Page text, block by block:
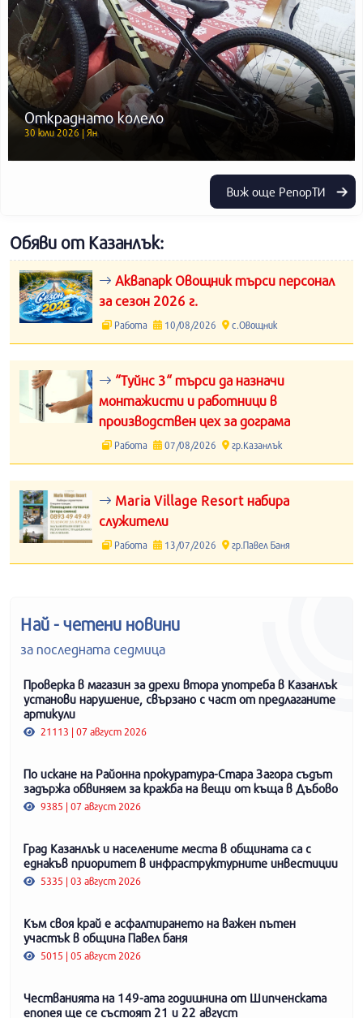
Откраднато колело
30 юли 2026 | Ян
Виж още РепорТИ
Обяви от Казанлък:
Аквапарк Овощник търси персонал
за сезон 2026 г.
Работа 10/08/2026 с.Овощник
“Туйнс 3“ търси да назначи
монтажисти и работници в
производствен цех за дограма
Работа 07/08/2026 гр.Казанлък
Maria Village Resort набира
служители
Работа 13/07/2026 гр.Павел Баня
Най - четени новини
за последната седмица
Проверка в магазин за дрехи втора употреба в Казанлък
установи нарушение, свързано с част от предлаганите
артикули
21113 | 07 август 2026
По искане на Районна прокуратура-Стара Загора съдът
задържа обвиняем за кражба на вещи от къща в Дъбово
9385 | 07 август 2026
Град Казанлък и населените места в общината са с
еднакъв приоритет в инфраструктурните инвестиции
5335 | 03 август 2026
Към своя край е асфалтирането на важен пътен
участък в община Павел баня
5015 | 05 август 2026
Честванията на 149-ата годишнина от Шипченската
епопея ще се състоят 21 и 22 август